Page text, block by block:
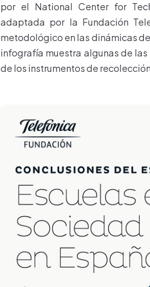
por el National Center for
adaptada por la Fundación
metodológico en las dinámicas
infografía muestra algunas de
de los instrumentos de